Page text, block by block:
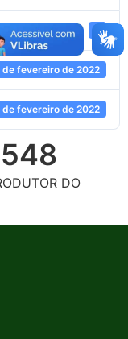
1
de fevereiro de 2022
de fevereiro de 2022
DO